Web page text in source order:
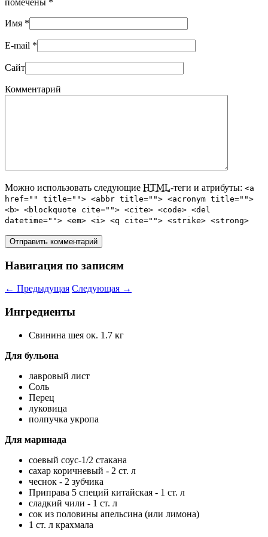
помечены *
Имя *
E-mail *
Сайт
Комментарий
Можно использовать следующие HTML-теги и атрибуты: <a
href="" title=""> <abbr title=""> <acronym title="">
<b> <blockquote cite=""> <cite> <code> <del
datetime=""> <em> <i> <q cite=""> <strike> <strong>
Навигация по записям
← Предыдущая Следующая →
Ингредиенты
Свинина шея ок. 1.7 кг
Для бульона
лавровый лист
Соль
Перец
луковица
полпучка укропа
Для маринада
соевый соус-1/2 стакана
сахар коричневый - 2 ст. л
чеснок - 2 зубчика
Приправа 5 специй китайская - 1 ст. л
сладкий чили - 1 ст. л
сок из половины апельсина (или лимона)
1 ст. л крахмала